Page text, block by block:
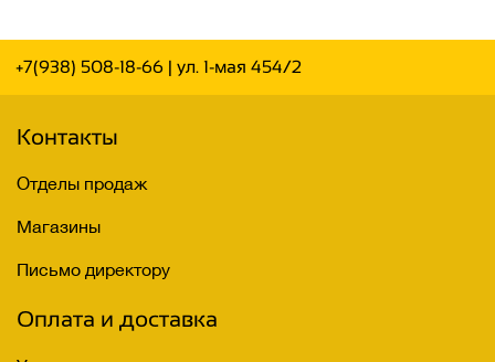
+7(938) 508-18-66 | ул. 1-мая 454/2
Оплата и доставка
Контакты
Отделы продаж
Магазины
Письмо директору